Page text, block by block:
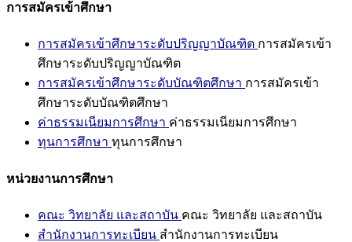
การสมัครเข้าศึกษา
การสมัครเข้าศึกษาระดับปริญญาบัณฑิต การสมัครเข้า
ศึกษาระดับปริญญาบัณฑิต
การสมัครเข้าศึกษาระดับบัณฑิตศึกษา การสมัครเข้า
ศึกษาระดับบัณฑิตศึกษา
ค่าธรรมเนียมการศึกษา ค่าธรรมเนียมการศึกษา
ทุนการศึกษา ทุนการศึกษา
หน่วยงานการศึกษา
คณะ วิทยาลัย และสถาบัน คณะ วิทยาลัย และสถาบัน
สำนักงานการทะเบียน สำนักงานการทะเบียน